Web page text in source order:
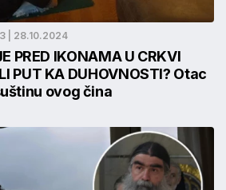
| 28.10.2024
PRED IKONAMA U CRKVI
PUT KA DUHOVNOSTI? Otac
ovog čina